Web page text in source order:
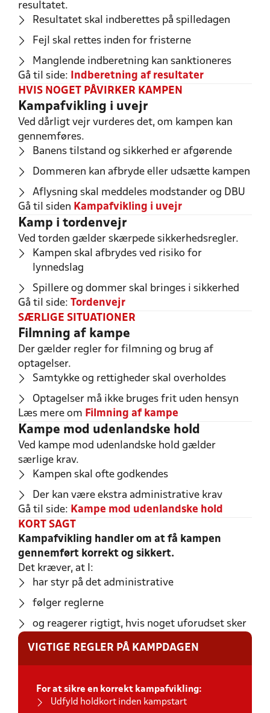
resultatet.
Resultatet skal indberettes på spilledagen
Fejl skal rettes inden for fristerne
Manglende indberetning kan sanktioneres
Gå til side:
Indberetning af resultater
HVIS NOGET PÅVIRKER KAMPEN
Kampafvikling i uvejr
Ved dårligt vejr vurderes det, om kampen kan
gennemføres.
Banens tilstand og sikkerhed er afgørende
Dommeren kan afbryde eller udsætte kampen
Aflysning skal meddeles modstander og DBU
Gå til siden Kampafvikling i uvejr
Kamp i tordenvejr
Ved torden gælder skærpede sikkerhedsregler.
Kampen skal afbrydes ved risiko for
lynnedslag
Spillere og dommer skal bringes i sikkerhed
Gå til side: Tordenvejr
SÆRLIGE SITUATIONER
Filmning af kampe
Der gælder regler for filmning og brug af
optagelser.
Samtykke og rettigheder skal overholdes
Optagelser må ikke bruges frit uden hensyn
Læs mere om Filmning af kampe
Kampe mod udenlandske hold
Ved kampe mod udenlandske hold gælder
særlige krav.
Kampen skal ofte godkendes
Der kan være ekstra administrative krav
Gå til side: Kampe mod udenlandske hold
KORT SAGT
Kampafvikling handler om at få kampen
gennemført korrekt og sikkert.
Det kræver, at I:
har styr på det administrative
følger reglerne
og reagerer rigtigt, hvis noget uforudset sker
VIGTIGE REGLER PÅ KAMPDAGEN
For at sikre en korrekt kampafvikling:
Udfyld holdkort inden kampstart